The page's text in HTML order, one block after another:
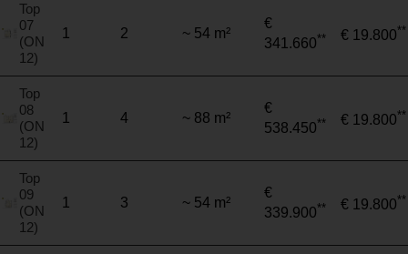
Top
07
(ON
12)
1 2 ~ 54 m²
€
341.660** € 19.800**
Top
08
(ON
12)
1 4 ~ 88 m²
€
538.450** € 19.800**
Top
09
(ON
12)
1 3 ~ 54 m²
€
339.900** € 19.800**